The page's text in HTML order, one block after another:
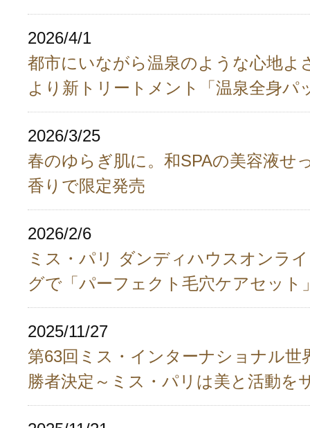
2026/4/1
都市にいながら温泉のような心地よ
より新トリートメント「温泉全身
2026/3/25
春のゆらぎ肌に。和SPAの美容液せ
香りで限定発売
2026/2/6
ミス・パリ ダンディハウスオンラ
グで「パーフェクト毛穴ケアセット
2025/11/27
第63回ミス・インターナショナル世
勝者決定～ミス・パリは美と活動を